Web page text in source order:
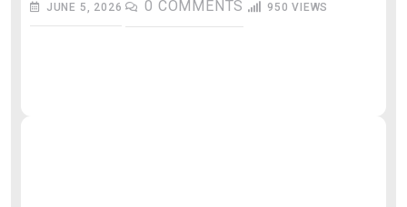
JUNE 5, 2026 0 COMMENTS 950 VIEWS